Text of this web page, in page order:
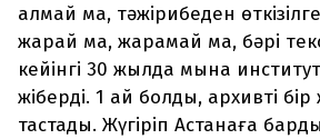
алмай ма, тәжірибеден
жарай ма, жарамай ма, бәрі
кейінгі 30 жылда мына
жіберді. 1 ай болды, архивті
тастады. Жүгіріп Астанаға